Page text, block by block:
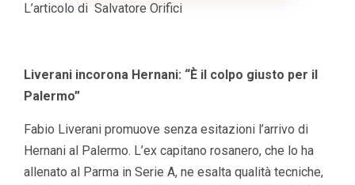
L’articolo di Salvatore Orifici
Liverani incorona Hernani: “È il colpo giusto per il
Palermo”
Fabio Liverani promuove senza esitazioni l’arrivo di
Hernani al Palermo. L’ex capitano rosanero, che lo ha
allenato al Parma in Serie A, ne esalta qualità tecniche,